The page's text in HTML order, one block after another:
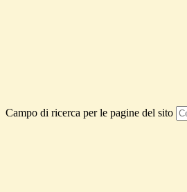
Campo di ricerca per le pagine del sito